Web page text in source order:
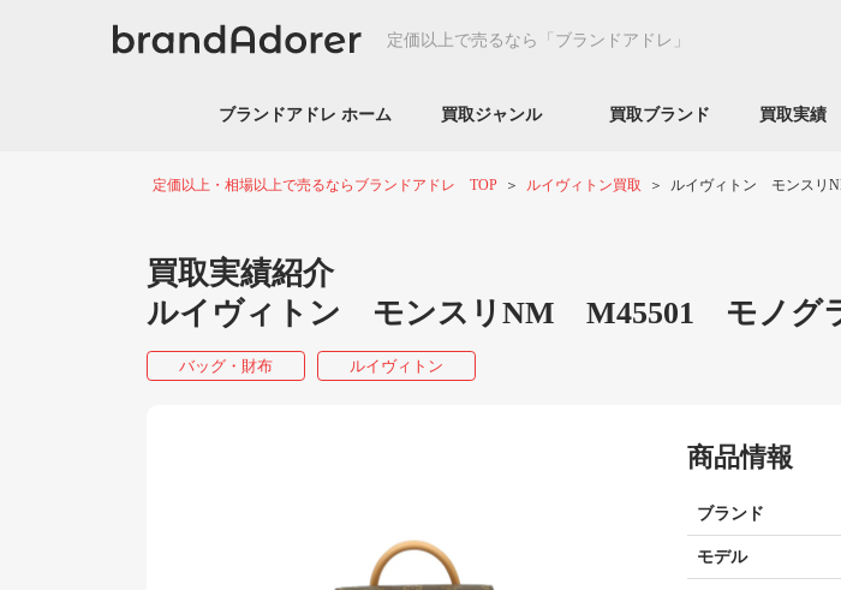
定価以上で売るなら 「ブランドアドレ」
ブランドアドレ ホーム 買取ジャンル 買取ブランド 買取実績
定価以上・相場以上で売るならブランドアドレ TOP ルイヴィトン買取 ルイヴィトン モンス
買取実績紹介
ルイヴィトン モンスリNM M45501 モノグ
バッグ・財布 ルイヴィトン
商品情報
ブランド
モデル